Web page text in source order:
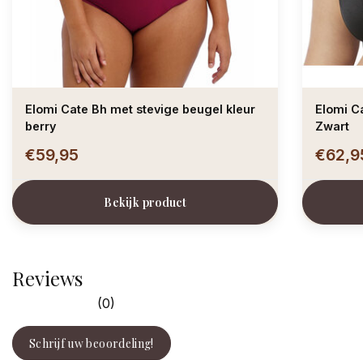
Elomi Cate Bh met stevige beugel kleur
berry
€59,95
Bekijk product
Elomi
Zwart
Reviews
(0)
Schrijf uw beoordeling!